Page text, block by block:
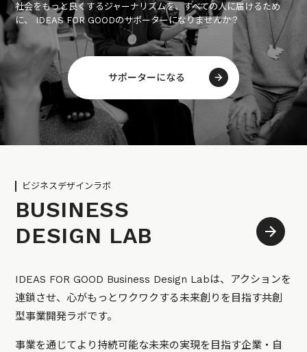
社会をもっと良くするジャーナリズムを、すべての人に届けるため
に、 IDEAS FOR GOODのサポーターになりませんか？
サポーターになる
ビジネスデザインラボ
BUSINESS
DESIGN LAB
IDEAS FOR GOOD Business Design Labは、アクションを
連鎖させ、心がもっとワクワクする未来創りを目指す共創
型事業開発ラボです。
事業を通じてより持続可能な未来の実現を目指す企業・自